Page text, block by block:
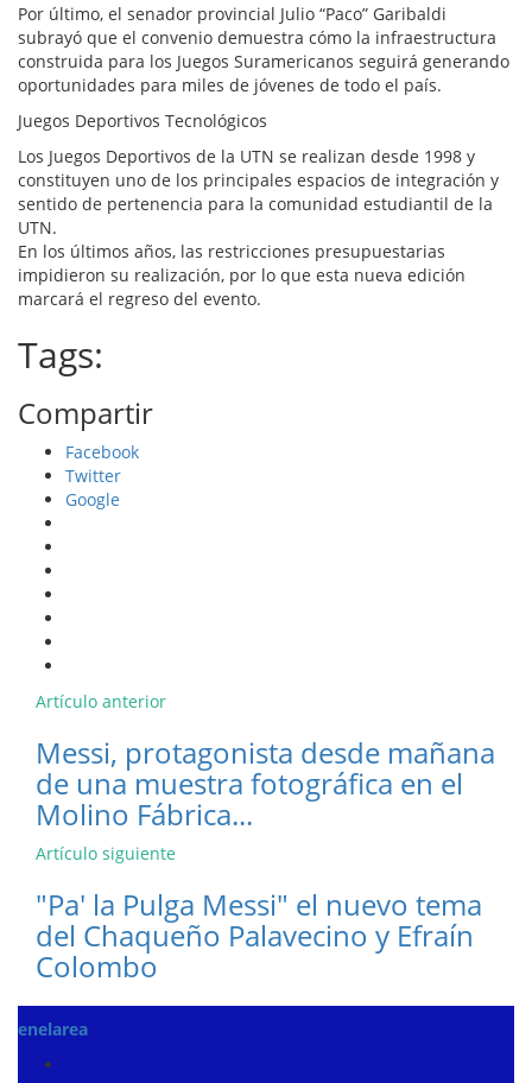
Por último, el senador provincial Julio “Paco” Garibaldi
subrayó que el convenio demuestra cómo la infraestructura
construida para los Juegos Suramericanos seguirá generando
oportunidades para miles de jóvenes de todo el país.
Juegos Deportivos Tecnológicos
Los Juegos Deportivos de la UTN se realizan desde 1998 y
constituyen uno de los principales espacios de integración y
sentido de pertenencia para la comunidad estudiantil de la
UTN.
En los últimos años, las restricciones presupuestarias
impidieron su realización, por lo que esta nueva edición
marcará el regreso del evento.
Tags:
Compartir
Facebook
Twitter
Google
Artículo anterior
Messi, protagonista desde mañana
de una muestra fotográfica en el
Molino Fábrica...
Artículo siguiente
"Pa' la Pulga Messi" el nuevo tema
del Chaqueño Palavecino y Efraín
Colombo
enelarea